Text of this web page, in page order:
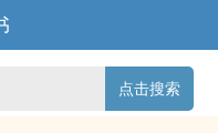
点击搜索